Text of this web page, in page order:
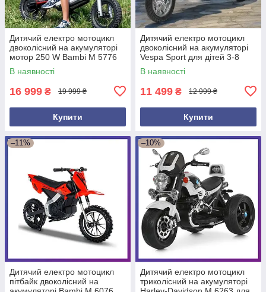
Дитячий електро мотоцикл
двоколісний на акумуляторі
мотор 250 W Bambi M 5776
для дітей від 6 років
Червоний
В наявності
16 999 ₴ 19 999 ₴
Купити
Дитячий електро мотоцикл
двоколісний на акумуляторі
Vespa Sport для дітей 3-8
років Синій
В наявності
11 499 ₴ 12 999 ₴
Купити
–11%
Дитячий електро мотоцикл
пітбайк двоколісний на
–10%
Дитячий електро мотоцикл
триколісний на акумуляторі